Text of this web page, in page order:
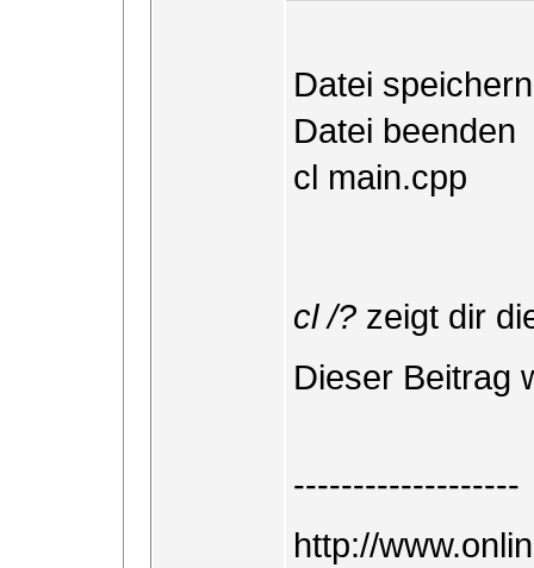
Datei speichern
Datei beenden
cl main.cpp
cl /? zeigt dir
Dieser Beitrag
-------------------
http://